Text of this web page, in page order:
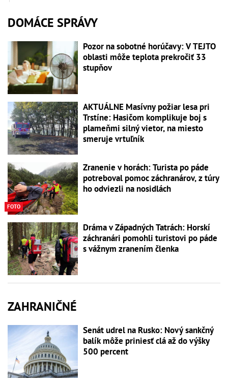
DOMÁCE SPRÁVY
Pozor na sobotné horúčavy: V TEJTO
oblasti môže teplota prekročiť 33
stupňov
AKTUÁLNE Masívny požiar lesa pri
Trstíne: Hasičom komplikuje boj s
plameňmi silný vietor, na miesto
smeruje vrtuľník
FOTO
Zranenie v horách: Turista po páde
potreboval pomoc záchranárov, z túry
ho odviezli na nosidlách
Dráma v Západných Tatrách: Horskí
záchranári pomohli turistovi po páde
s vážnym zranením členka
ZAHRANIČNÉ
Senát udrel na Rusko: Nový sankčný
balík môže priniesť clá až do výšky
500 percent